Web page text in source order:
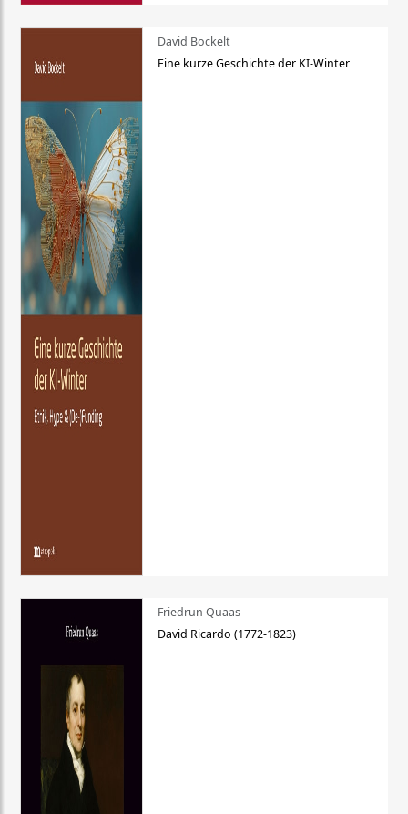
David Bockelt
Eine kurze Geschichte der KI-Winter
Friedrun Quaas
David Ricardo (1772-1823)